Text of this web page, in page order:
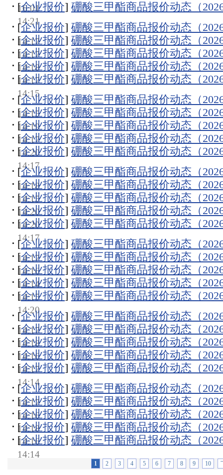
16:01
[企业报价] 硼酸三甲酯商品报价动态（
14:21
[企业报价] 硼酸三甲酯商品报价动态（
14:17
[企业报价] 硼酸三甲酯商品报价动态（
14:17
[企业报价] 硼酸三甲酯商品报价动态（
14:18
[企业报价] 硼酸三甲酯商品报价动态（
14:17
[企业报价] 硼酸三甲酯商品报价动态（
14:15
[企业报价] 硼酸三甲酯商品报价动态（
14:15
[企业报价] 硼酸三甲酯商品报价动态（
14:19
[企业报价] 硼酸三甲酯商品报价动态（
14:17
[企业报价] 硼酸三甲酯商品报价动态（
14:20
[企业报价] 硼酸三甲酯商品报价动态（
14:17
[企业报价] 硼酸三甲酯商品报价动态（
14:18
[企业报价] 硼酸三甲酯商品报价动态（
14:15
[企业报价] 硼酸三甲酯商品报价动态（
14:20
[企业报价] 硼酸三甲酯商品报价动态（
14:20
[企业报价] 硼酸三甲酯商品报价动态（
14:17
[企业报价] 硼酸三甲酯商品报价动态（
14:17
[企业报价] 硼酸三甲酯商品报价动态（
14:16
[企业报价] 硼酸三甲酯商品报价动态（
14:14
[企业报价] 硼酸三甲酯商品报价动态（
14:15
[企业报价] 硼酸三甲酯商品报价动态（
14:20
[企业报价] 硼酸三甲酯商品报价动态（
14:17
[企业报价] 硼酸三甲酯商品报价动态（
14:18
[企业报价] 硼酸三甲酯商品报价动态（
14:16
[企业报价] 硼酸三甲酯商品报价动态（
14:17
[企业报价] 硼酸三甲酯商品报价动态（
14:14
[企业报价] 硼酸三甲酯商品报价动态（
14:17
[企业报价] 硼酸三甲酯商品报价动态（
14:16
[企业报价] 硼酸三甲酯商品报价动态（
14:18
[企业报价] 硼酸三甲酯商品报价动态（
14:16
[企业报价] 硼酸三甲酯商品报价动态（
14:14
1 2 3 4 5 6 7 8 9 10